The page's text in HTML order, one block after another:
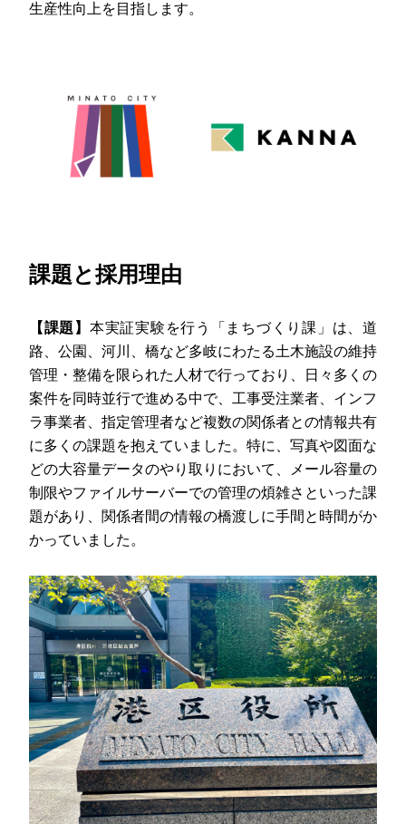
生産性向上を目指します。
課題と採用理由
【課題】 本実証実験を行う「まちづくり課」は、道
路、公園、河川、橋など多岐にわたる土木施設の維持
管理・整備を限られた人材で行っており、日々多くの
案件を同時並行で進める中で、工事受注業者、インフ
ラ事業者、指定管理者など複数の関係者との情報共有
に多くの課題を抱えていました。特に、写真や図面な
どの大容量データのやり取りにおいて、メール容量の
制限やファイルサーバーでの管理の煩雑さといった課
題があり、関係者間の情報の橋渡しに手間と時間がか
かっていました。